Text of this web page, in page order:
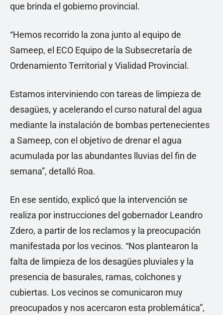
que brinda el gobierno provincial.
“Hemos recorrido la zona junto al equipo de
Sameep, el ECO Equipo de la Subsecretaría de
Ordenamiento Territorial y Vialidad Provincial.
Estamos interviniendo con tareas de limpieza de
desagües, y acelerando el curso natural del agua
mediante la instalación de bombas pertenecientes
a Sameep, con el objetivo de drenar el agua
acumulada por las abundantes lluvias del fin de
semana”, detalló Roa.
En ese sentido, explicó que la intervención se
realiza por instrucciones del gobernador Leandro
Zdero, a partir de los reclamos y la preocupación
manifestada por los vecinos. “Nos plantearon la
falta de limpieza de los desagües pluviales y la
presencia de basurales, ramas, colchones y
cubiertas. Los vecinos se comunicaron muy
preocupados y nos acercaron esta problemática”,